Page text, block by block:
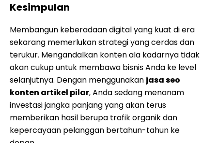
Kesimpulan
Membangun keberadaan digital yang kuat di era
sekarang memerlukan strategi yang cerdas dan
terukur. Mengandalkan konten ala kadarnya tidak
akan cukup untuk membawa bisnis Anda ke level
selanjutnya. Dengan menggunakan jasa seo
konten artikel pilar, Anda sedang menanam
investasi jangka panjang yang akan terus
memberikan hasil berupa trafik organik dan
kepercayaan pelanggan bertahun-tahun ke